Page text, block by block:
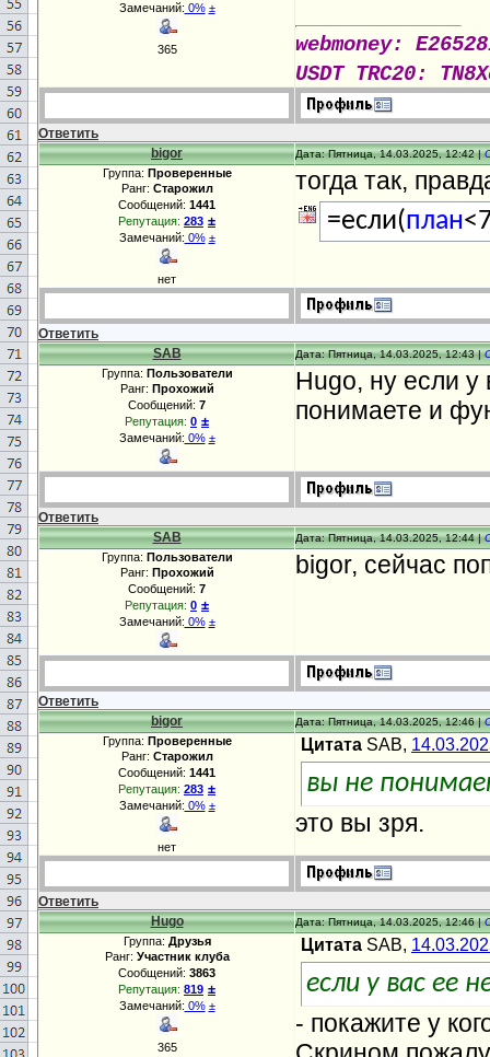
Замечаний: 0% ±
365
webmoney:
USDT TRC20:
Ответить
bigor
Дата: Пятница, 14.03.2025, 12:42 |
Группа: Проверенные
Ранг: Старожил
Сообщений: 1441
Репутация: 283 ±
Замечаний: 0% ±
нет
тогда так,
=если(план
Ответить
SAB
Дата: Пятница, 14.03.2025, 12:43 |
Группа: Пользователи
Ранг: Прохожий
Сообщений: 7
Репутация: 0 ±
Замечаний: 0% ±
Hugo, ну если у
понимаете и
Ответить
SAB
Дата: Пятница, 14.03.2025, 12:44 |
Группа: Пользователи
Ранг: Прохожий
Сообщений: 7
Репутация: 0 ±
Замечаний: 0% ±
bigor, сейчас
Ответить
bigor
Дата: Пятница, 14.03.2025, 12:46 |
Группа: Проверенные
Ранг: Старожил
Сообщений: 1441
Репутация: 283 ±
Замечаний: 0% ±
нет
Цитата SAB,
вы не
это вы зря.
Ответить
Hugo
Дата: Пятница, 14.03.2025, 12:46 |
Группа: Друзья
Ранг: Участник клуба
Сообщений: 3863
Репутация: 819 ±
Замечаний: 0% ±
365
Цитата SAB,
если у вас ее
- покажите у